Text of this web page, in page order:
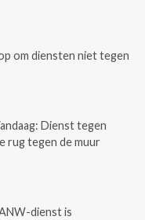
om diensten niet tegen
Dienst tegen
rug tegen de muur
dienst is